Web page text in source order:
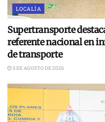
LOCALÍA
Supertransporte
referente nacional en
de transporte
5 DE AGOSTO DE 2026